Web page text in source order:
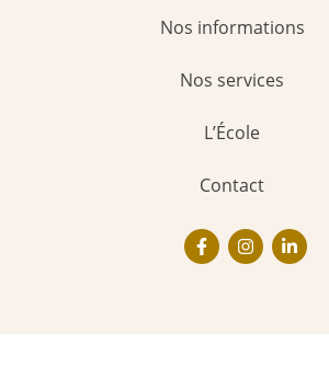
Nos informations
Nos services
L’École
Contact